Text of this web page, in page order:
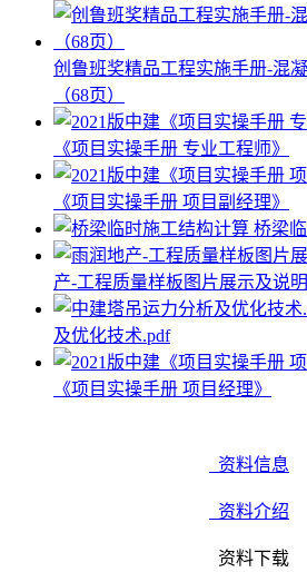
创鲁班奖精品工程实施手册-混
（68页）
《项目实操手册 专业工程师》
《项目实操手册 项目副经理》
桥梁
产-工程质量样板图片展示及说
及优化技术.pdf
《项目实操手册 项目经理》
资料信息
资料介绍
资料下载